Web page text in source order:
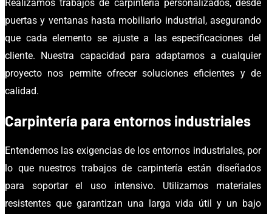
Realizamos trabajos de carpintería personalizados, desde
puertas y ventanas hasta mobiliario industrial, asegurando
que cada elemento se ajuste a las especificaciones del
cliente. Nuestra capacidad para adaptarnos a cualquier
proyecto nos permite ofrecer soluciones eficientes y de
calidad.
Carpintería para entornos industriales
Entendemos las exigencias de los entornos industriales, por
lo que nuestros trabajos de carpintería están diseñados
para soportar el uso intensivo. Utilizamos materiales
resistentes que garantizan una larga vida útil y un bajo